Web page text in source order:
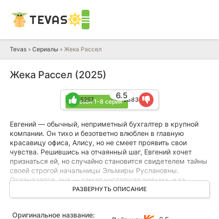
TEVAS
Tevas » Сериалы » Жека Рассел
Жека Рассел (2025)
1 сезон 1-8 серия
6.5
5257 2883
Евгений — обычный, неприметный бухгалтер в крупной
компании. Он тихо и безответно влюблен в главную
красавицу офиса, Алису, но не смеет проявить свои
чувства. Решившись на отчаянный шаг, Евгений хочет
признаться ей, но случайно становится свидетелем тайны
своей строгой начальницы Эльмиры Руслановны.
Оказывается, она — самая настоящая ведьма, и за
молчание шокированный герой требует одного: чтобы
Алиса полюбила его. Он слишком поздно осознает, что
РАЗВЕРНУТЬ ОПИСАНИЕ
Оригинальное название: